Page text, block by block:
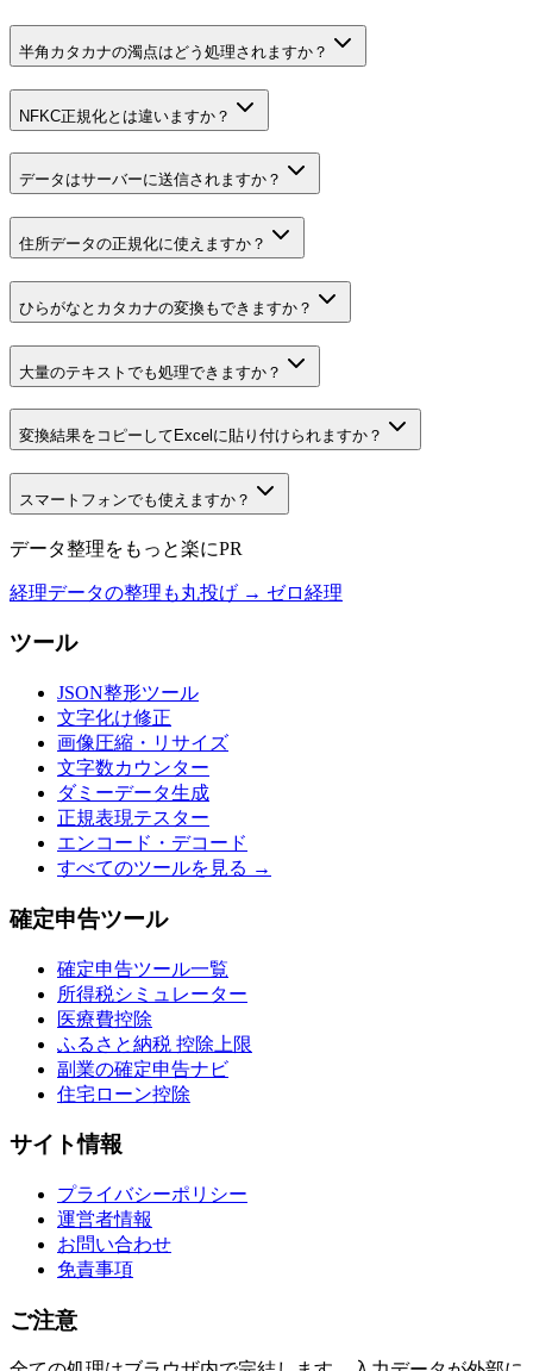
半角カタカナの濁点はどう処理されますか？
NFKC正規化とは違いますか？
データはサーバーに送信されますか？
住所データの正規化に使えますか？
ひらがなとカタカナの変換もできますか？
大量のテキストでも処理できますか？
変換結果をコピーしてExcelに貼り付けられますか？
スマートフォンでも使えますか？
データ整理をもっと楽にPR
経理データの整理も丸投げ → ゼロ経理
ツール
JSON整形ツール
文字化け修正
画像圧縮・リサイズ
文字数カウンター
ダミーデータ生成
正規表現テスター
エンコード・デコード
すべてのツールを見る →
確定申告ツール
確定申告ツール一覧
所得税シミュレーター
医療費控除
ふるさと納税 控除上限
副業の確定申告ナビ
住宅ローン控除
サイト情報
プライバシーポリシー
運営者情報
お問い合わせ
免責事項
ご注意